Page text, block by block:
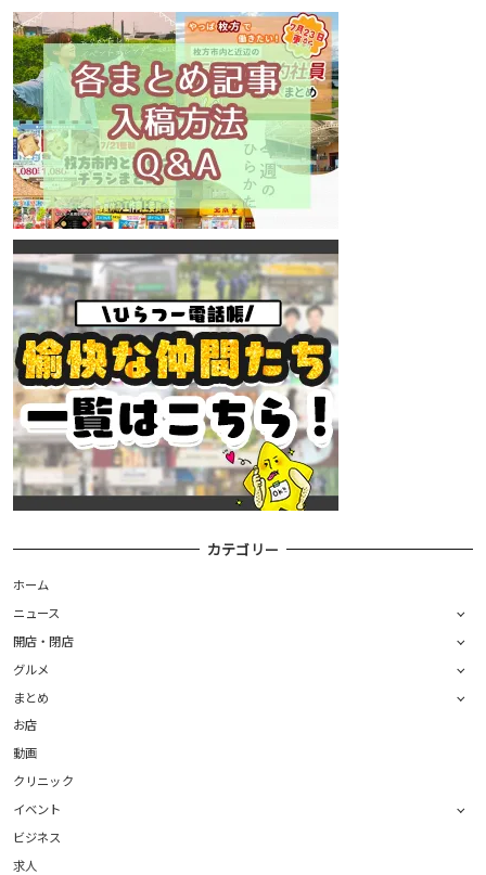
カテゴリー
ホーム
ニュース
開店・閉店
グルメ
まとめ
お店
動画
クリニック
イベント
ビジネス
求人